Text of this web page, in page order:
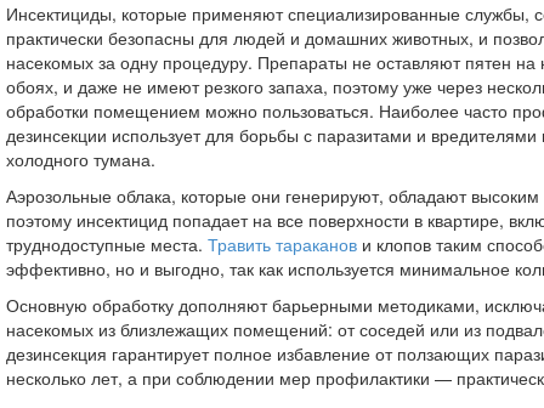
Инсектициды, которые применяют специализированные службы,
практически безопасны для людей и домашних животных, и
насекомых за одну процедуру. Препараты не оставляют пятен
обоях, и даже не имеют резкого запаха, поэтому уже через
обработки помещением можно пользоваться. Наиболее часто
дезинсекции использует для борьбы с паразитами и вредителями
холодного тумана.
Аэрозольные облака, которые они генерируют, обладают
поэтому инсектицид попадает на все поверхности в квартире,
труднодоступные места. Травить тараканов и клопов таким
эффективно, но и выгодно, так как используется минимальное
Основную обработку дополняют барьерными методиками,
насекомых из близлежащих помещений: от соседей или из
дезинсекция гарантирует полное избавление от ползающих
несколько лет, а при соблюдении мер профилактики —